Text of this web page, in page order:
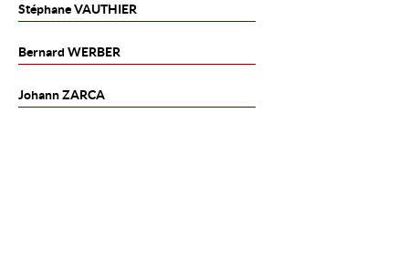
StéphaneVAUTHIER
Bernard WERBER
JohannZARCA